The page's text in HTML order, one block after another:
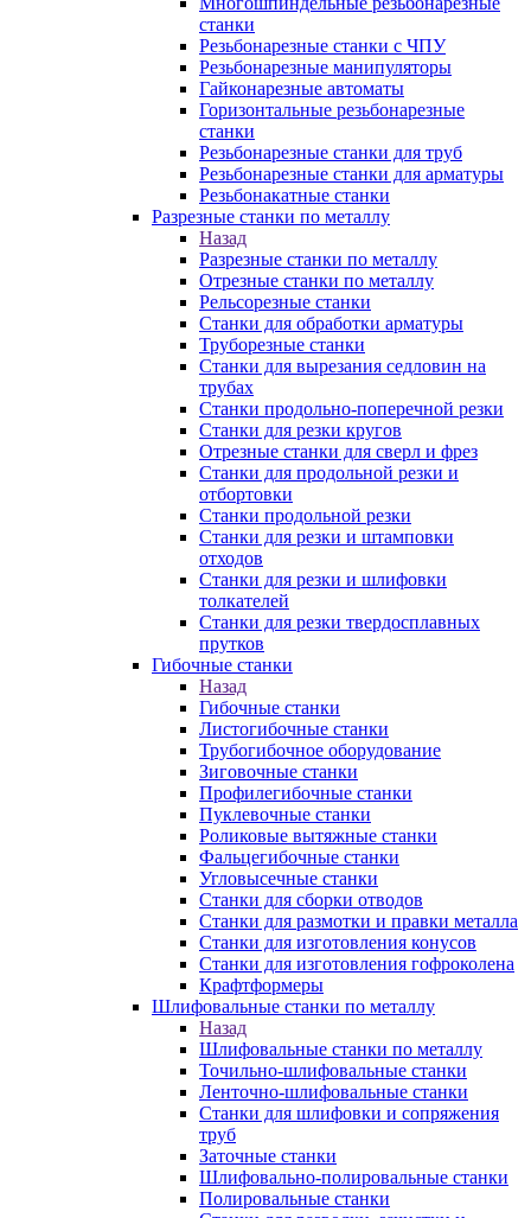
станки
Резьбонарезные станки с ЧПУ
Резьбонарезные манипуляторы
Гайконарезные автоматы
Горизонтальные резьбонарезные
станки
Резьбонарезные станки для труб
Резьбонарезные станки для арматуры
Резьбонакатные станки
Разрезные станки по металлу
Назад
Разрезные станки по металлу
Отрезные станки по металлу
Рельсорезные станки
Станки для обработки арматуры
Труборезные станки
Станки для вырезания седловин на
трубаx
Станки продольно-поперечной резки
Станки для резки кругов
Отрезные станки для сверл и фрез
Станки для продольной резки и
отбортовки
Станки продольной резки
Станки для резки и штамповки
отходов
Станки для резки и шлифовки
толкателей
Станки для резки твердосплавных
прутков
Гибочные станки
Назад
Гибочные станки
Листогибочные станки
Трубогибочное оборудование
Зиговочные станки
Профилегибочные станки
Пуклевочные станки
Роликовые вытяжные станки
Фальцегибочные станки
Угловысечные станки
Станки для сборки отводов
Станки для размотки и правки металла
Станки для изготовления конусов
Станки для изготовления гофроколена
Крафтформеры
Шлифовальные станки по металлу
Назад
Шлифовальные станки по металлу
Точильно-шлифовальные станки
Ленточно-шлифовальные станки
Станки для шлифовки и сопряжения
труб
Заточные станки
Шлифовально-полировальные станки
Полировальные станки